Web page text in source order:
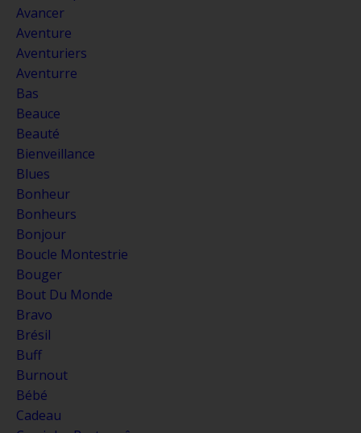
Avancer
Aventure
Aventuriers
Aventurre
Bas
Beauce
Beauté
Bienveillance
Blues
Bonheur
Bonheurs
Bonjour
Boucle Montestrie
Bouger
Bout Du Monde
Bravo
Brésil
Buff
Burnout
Bébé
Cadeau